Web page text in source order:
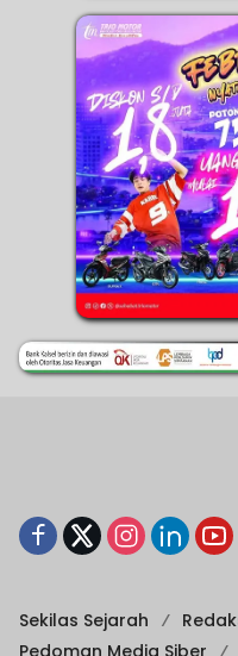
Sekilas Sejarah
Pedoman Media Siber